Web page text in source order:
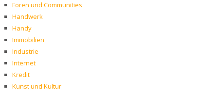
Foren und Communities
Handwerk
Handy
Immobilien
Industrie
Internet
Kredit
Kunst und Kultur